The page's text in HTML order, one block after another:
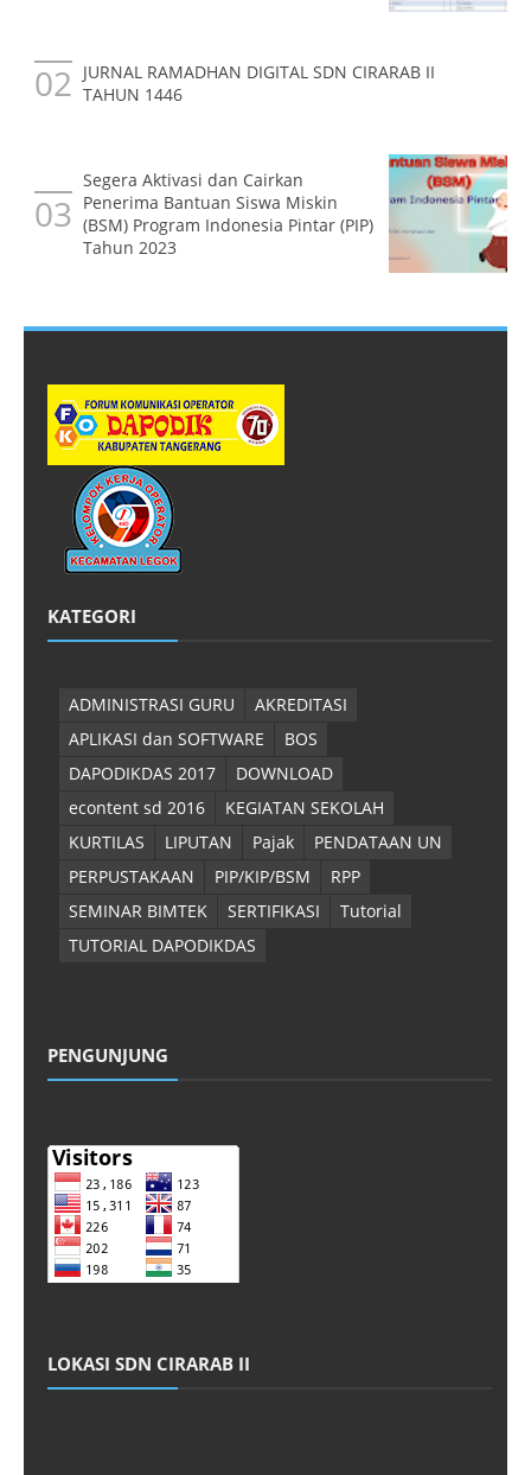
JURNAL RAMADHAN DIGITAL SDN CIRARAB II
TAHUN 1446
Segera Aktivasi dan Cairkan
Penerima Bantuan Siswa Miskin
(BSM) Program Indonesia Pintar (PIP)
Tahun 2023
KATEGORI
ADMINISTRASI GURU
AKREDITASI
APLIKASI dan SOFTWARE
BOS
DAPODIKDAS 2017
DOWNLOAD
econtent sd 2016
KEGIATAN SEKOLAH
KURTILAS
LIPUTAN Pajak
PENDATAAN UN
PERPUSTAKAAN
PIP/KIP/BSM
RPP
SEMINAR BIMTEK
SERTIFIKASI
Tutorial
TUTORIAL DAPODIKDAS
PENGUNJUNG
LOKASI SDN CIRARAB II